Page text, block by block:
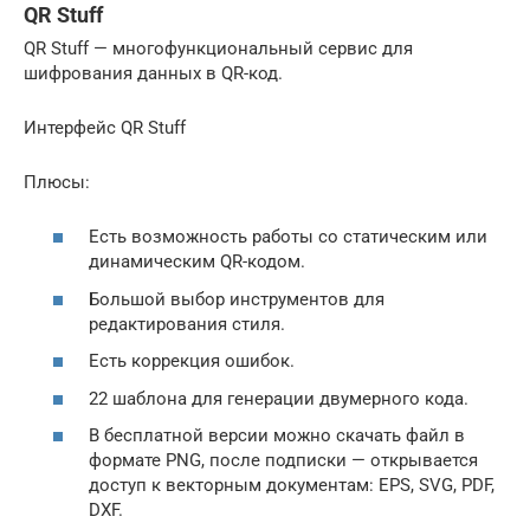
QR Stuff
QR Stuff — многофункциональный сервис для
шифрования данных в QR-код.
Интерфейс QR Stuff
Плюсы:
Есть возможность работы со статическим или
динамическим QR-кодом.
Большой выбор инструментов для
редактирования стиля.
Есть коррекция ошибок.
22 шаблона для генерации двумерного кода.
В бесплатной версии можно скачать файл в
формате PNG, после подписки — открывается
доступ к векторным документам: EPS, SVG, PDF,
DXF.